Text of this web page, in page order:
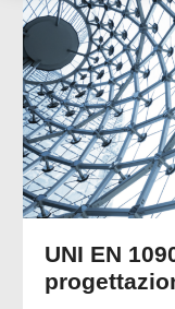
UNI EN